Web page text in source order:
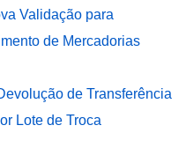
Validação para
de Mercadorias
de Transferência
Lote de Troca